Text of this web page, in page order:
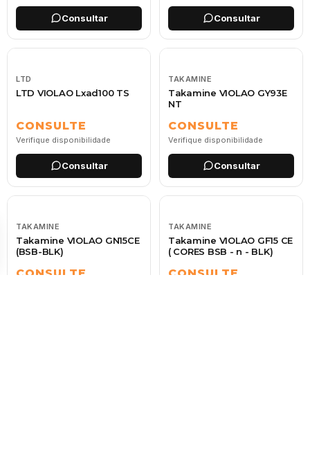
Consultar Consultar
LTD
LTD VIOLAO Lxad100 TS
CONSULTE
Verifique disponibilidade
Consultar
TAKAMINE
Takamine VIOLAO GY93E
NT
CONSULTE
Verifique disponibilidade
Consultar
TAKAMINE
Takamine VIOLAO GN15CE
(BSB-BLK)
CONSULTE
TAKAMINE
Takamine VIOLAO GF15 CE
( CORES BSB - n - BLK)
CONSULTE